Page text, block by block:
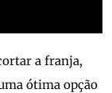
a franja,
ótima opção